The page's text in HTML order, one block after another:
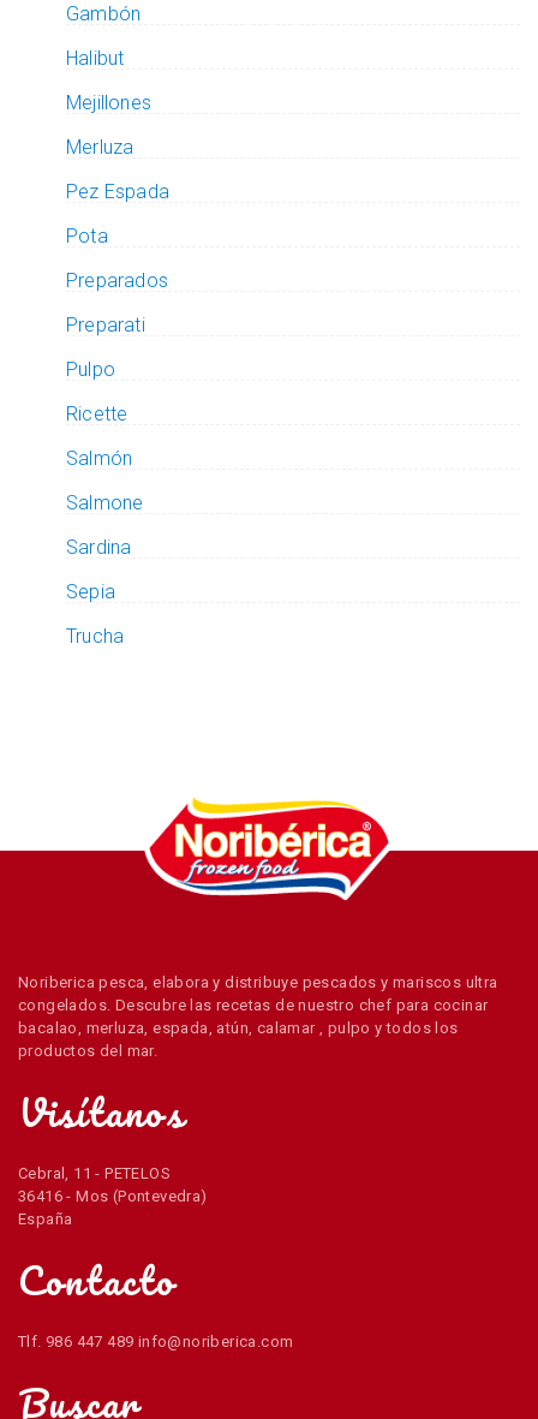
Gambón
Halibut
Mejillones
Merluza
Pez Espada
Pota
Preparados
Preparati
Pulpo
Ricette
Salmón
Salmone
Sardina
Sepia
Trucha
Noriberica pesca, elabora y distribuye pescados y mariscos ultra
congelados. Descubre las recetas de nuestro chef para cocinar
bacalao, merluza, espada, atún, calamar , pulpo y todos los
productos del mar.
Visítanos
Cebral, 11 - PETELOS
36416 - Mos (Pontevedra)
España
Contacto
Tlf. 986 447 489 info@noriberica.com
Buscar